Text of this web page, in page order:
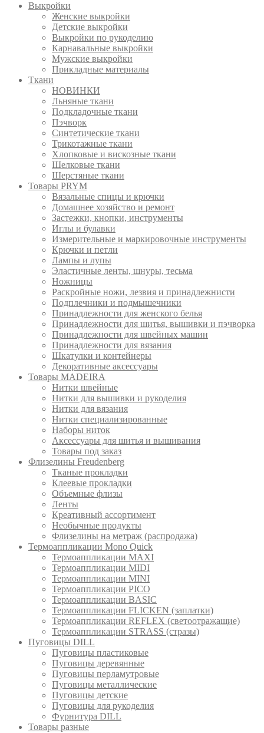
Выкройки
Женские выкройки
Детские выкройки
Выкройки по рукоделию
Карнавальные выкройки
Мужские выкройки
Прикладные материалы
Ткани
НОВИНКИ
Льняные ткани
Подкладочные ткани
Пэчворк
Синтетические ткани
Трикотажные ткани
Хлопковые и вискозные ткани
Шелковые ткани
Шерстяные ткани
Товары PRYM
Вязальные спицы и крючки
Домашнее хозяйство и ремонт
Застежки, кнопки, инструменты
Иглы и булавки
Измерительные и маркировочные инструменты
Крючки и петли
Лампы и лупы
Эластичные ленты, шнуры, тесьма
Ножницы
Раскройные ножи, лезвия и принадлежнисти
Подплечники и подмышечники
Принадлежности для женского белья
Принадлежности для шитья, вышивки и пэчворка
Принадлежности для швейных машин
Принадлежности для вязания
Шкатулки и контейнеры
Декоративные аксессуары
Товары MADEIRA
Нитки швейные
Нитки для вышивки и рукоделия
Нитки для вязания
Нитки специализированные
Наборы ниток
Аксессуары для шитья и вышивания
Товары под заказ
Флизелины Freudenberg
Тканые прокладки
Клеевые прокладки
Объемные флизы
Ленты
Креативный ассортимент
Необычные продукты
Флизелины на метраж (распродажа)
Термоаппликации Mono Quick
Термоаппликации MAXI
Термоаппликации MIDI
Термоаппликации MINI
Термоаппликации PICO
Термоаппликации BASIC
Термоаппликации FLICKEN (заплатки)
Термоаппликации REFLEX (светоотражащие)
Термоаппликации STRASS (стразы)
Пуговицы DILL
Пуговицы пластиковые
Пуговицы деревянные
Пуговицы перламутровые
Пуговицы металлические
Пуговицы детские
Пуговицы для рукоделия
Фурнитура DILL
Товары разные